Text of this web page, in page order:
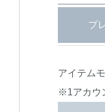
プ
アイテム
※1アカウ